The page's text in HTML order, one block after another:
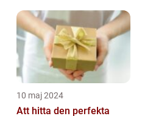
10 maj 2024
Att hitta den perfekta